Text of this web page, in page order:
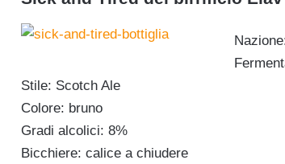
Stile: Scotch Ale
Colore: bruno
Gradi alcolici: 8%
Bicchiere: calice a chiudere